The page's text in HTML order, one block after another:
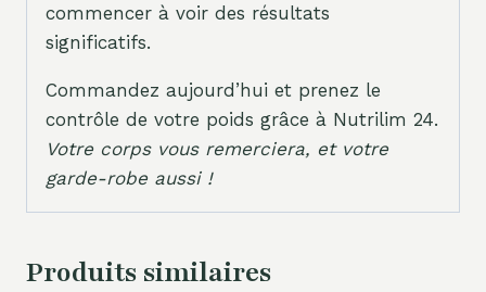
commencer à voir des résultats
significatifs.
Commandez aujourd’hui et prenez le
contrôle de votre poids grâce à Nutrilim 24.
Votre corps vous remerciera, et votre
garde-robe aussi !
Produits similaires